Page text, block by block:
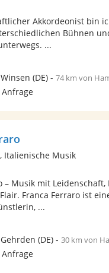
Akkordeonist bin
Bühnen
...
Winsen (DE)- 74 km von
Italienische Musik
– Musik mit
Franca Ferraro ist
...
Gehrden (DE)- 30 km von